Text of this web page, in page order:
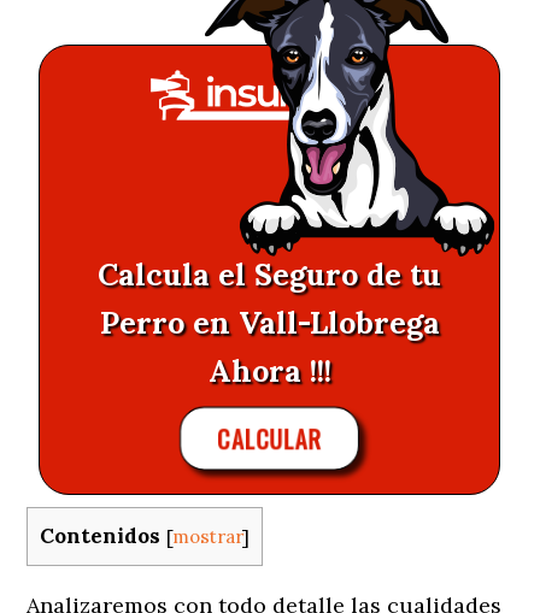
Calcula el Seguro de tu
Perro en Vall-Llobrega
Ahora !!!
CALCULAR
Contenidos [mostrar]
Analizaremos con todo detalle las cualidades